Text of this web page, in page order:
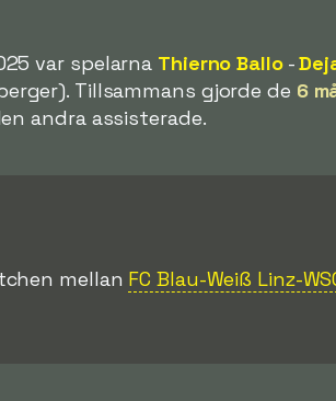
var spelarna Thierno Ballo-
Tillsammans gjorde de 6
andra assisterade.
mellan FC Blau-Weiß Linz-